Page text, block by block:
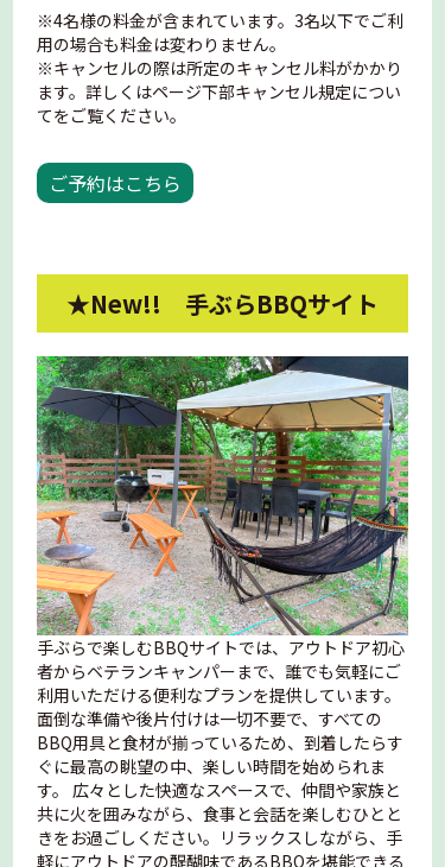
※4名様の料金が含まれています。3名以下でご利
用の場合も料金は変わりません。
※キャンセルの際は所定のキャンセル料がかかり
ます。詳しくはページ下部キャンセル規定につい
てをご覧ください。
ご予約はこちら
★New!! 手ぶらBBQサイト
手ぶらで楽しむBBQサイトでは、アウトドア初心
者からベテランキャンパーまで、誰でも気軽にご
利用いただける便利なプランを提供しています。
面倒な準備や後片付けは一切不要で、すべての
BBQ用具と食材が揃っているため、到着したらす
ぐに最高の眺望の中、楽しい時間を始められま
す。 広々とした快適なスペースで、仲間や家族と
共に火を囲みながら、食事と会話を楽しむひとと
きをお過ごしください。リラックスしながら、手
軽にアウトドアの醍醐味であるBBQを堪能できる